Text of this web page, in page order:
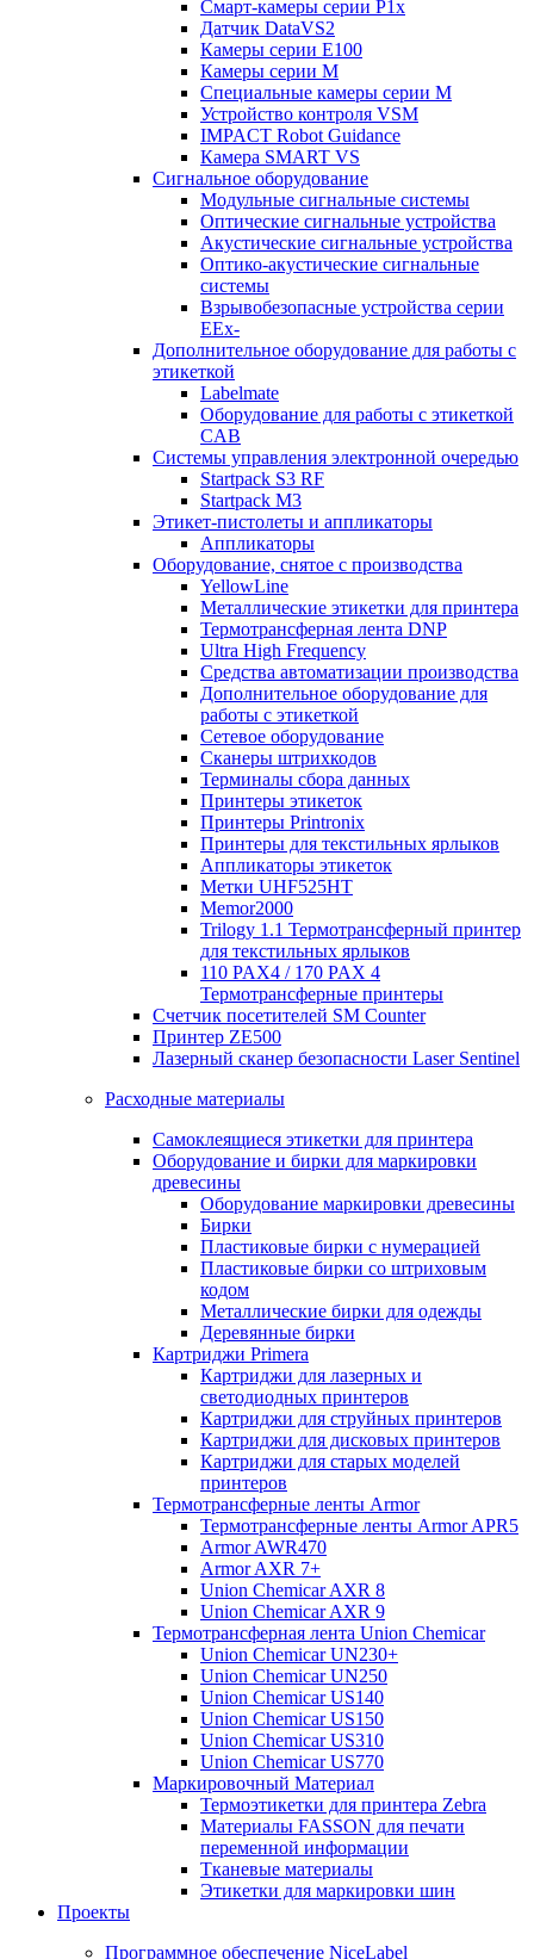
Смарт-камеры серии P1x
Датчик DataVS2
Камеры серии E100
Камеры серии M
Специальные камеры серии M
Устройство контроля VSM
IMPACT Robot Guidance
Камера SMART VS
Cигнальное оборудование
Модульные сигнальные системы
Оптические сигнальные устройства
Акустические сигнальные устройства
Оптико-акустические сигнальные
системы
Взрывобезопасные устройства серии
EEx-
Дополнительное оборудование для работы с
этикеткой
Labelmate
Оборудование для работы с этикеткой
CAB
Системы управления электронной очередью
Startpack S3 RF
Startpack M3
Этикет-пистолеты и аппликаторы
Аппликаторы
Оборудование, снятое с производства
YellowLine
Металлические этикетки для принтера
Термотрансферная лента DNP
Ultra High Frequency
Средства автоматизации производства
Дополнительное оборудование для
работы с этикеткой
Сетевое оборудование
Сканеры штрихкодов
Терминалы сбора данных
Принтеры этикеток
Принтеры Printronix
Принтеры для текстильных ярлыков
Аппликаторы этикеток
Метки UHF525HT
Memor2000
Trilogy 1.1 Термотрансферный принтер
для текстильных ярлыков
110 PAX4 / 170 PAX 4
Термотрансферные принтеры
Счетчик посетителей SM Counter
Принтер ZE500
Лазерный сканер безопасности Laser Sentinel
Расходные материалы
Самоклеящиеся этикетки для принтера
Оборудование и бирки для маркировки
древесины
Оборудование маркировки древесины
Бирки
Пластиковые бирки с нумерацией
Пластиковые бирки со штриховым
кодом
Металлические бирки для одежды
Деревянные бирки
Картриджи Primera
Картриджи для лазерных и
светодиодных принтеров
Картриджи для струйных принтеров
Картриджи для дисковых принтеров
Картриджи для старых моделей
принтеров
Термотрансферные ленты Armor
Термотрансферные ленты Armor APR5
Armor AWR470
Armor AXR 7+
Union Chemicar AXR 8
Union Chemicar AXR 9
Термотрансферная лента Union Chemicar
Union Chemicar UN230+
Union Chemicar UN250
Union Chemicar US140
Union Chemicar US150
Union Chemicar US310
Union Chemicar US770
Маркировочный Материал
Термоэтикетки для принтера Zebra
Материалы FASSON для печати
переменной информации
Тканевые материалы
Этикетки для маркировки шин
Проекты
Программное обеспечение NiceLabel